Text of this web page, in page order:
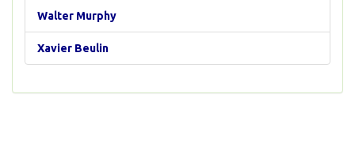
Walter Murphy
Xavier Beulin